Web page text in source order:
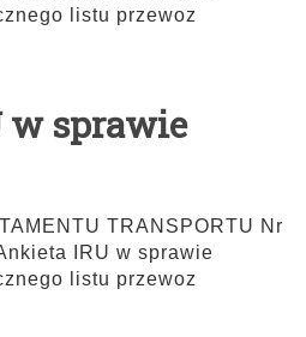
listu przewoz
w sprawie
TRANSPORTU Nr
IRU w sprawie
listu przewoz